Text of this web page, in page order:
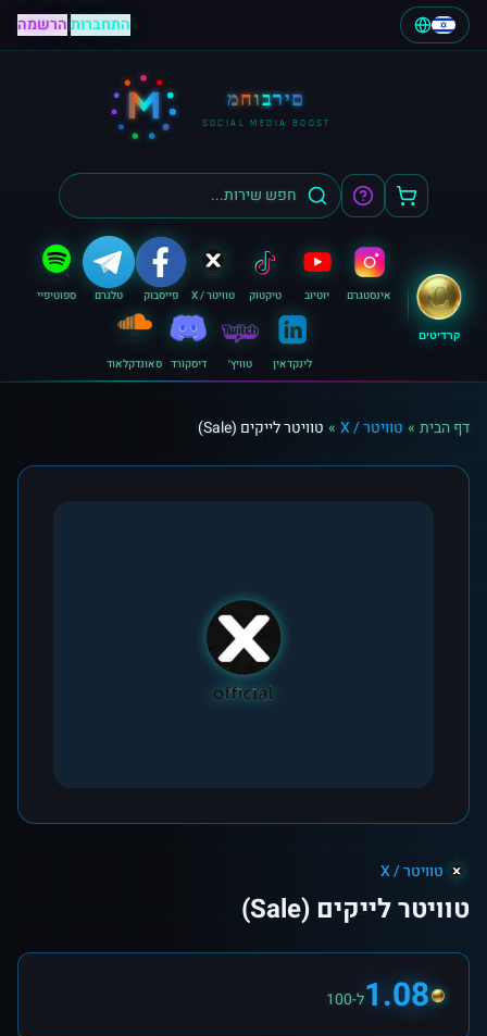
התחברות|הרשמה
M מחוברים
SOCIAL MEDIA BOOST
קרדיטים
אינסטגרם יוטיוב טיקטוק טוויטר / X פייסבוק טלגרם ספוטיפיי
לינקדאין טוויץ׳ דיסקורד סאונדקלאוד
דף הבית » טוויטר / X » טוויטר לייקים (Sale)
טוויטר / X
טוויטר לייקים (Sale)
1.08ל-100